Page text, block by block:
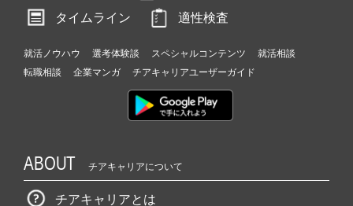
タイムライン
適性検査
就活ノウハウ 選考体験談 スペシャルコンテンツ
就活相談
転職相談
企業マンガ チアキャリアユーザーガイド
ABOUT チアキャリアについて
チアキャリアとは